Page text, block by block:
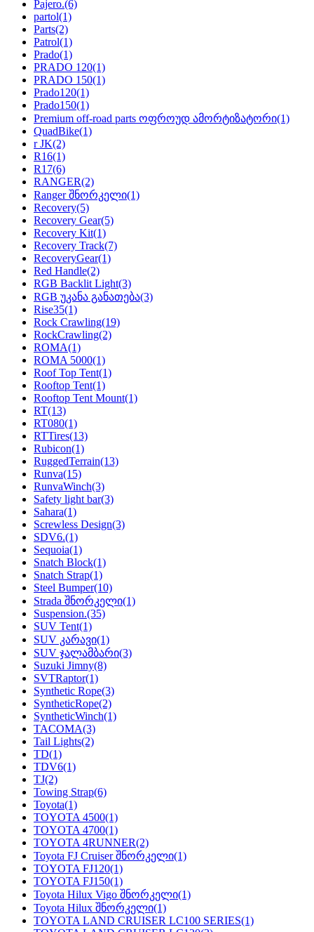
Pajero.(6)
partol(1)
Parts(2)
Patrol(1)
Prado(1)
PRADO 120(1)
PRADO 150(1)
Prado120(1)
Prado150(1)
Premium off-road parts ოფროუდ ამორტიზატორი(1)
QuadBike(1)
r JK(2)
R16(1)
R17(6)
RANGER(2)
Ranger შნორკელი(1)
Recovery(5)
Recovery Gear(5)
Recovery Kit(1)
Recovery Track(7)
RecoveryGear(1)
Red Handle(2)
RGB Backlit Light(3)
RGB უკანა განათება(3)
Rise35(1)
Rock Crawling(19)
RockCrawling(2)
ROMA(1)
ROMA 5000(1)
Roof Top Tent(1)
Rooftop Tent(1)
Rooftop Tent Mount(1)
RT(13)
RT080(1)
RTTires(13)
Rubicon(1)
RuggedTerrain(13)
Runva(15)
RunvaWinch(3)
Safety light bar(3)
Sahara(1)
Screwless Design(3)
SDV6.(1)
Sequoia(1)
Snatch Block(1)
Snatch Strap(1)
Steel Bumper(10)
Strada შნორკელი(1)
Suspension.(35)
SUV Tent(1)
SUV კარავი(1)
SUV ჯალამბარი(3)
Suzuki Jimny(8)
SVTRaptor(1)
Synthetic Rope(3)
SyntheticRope(2)
SyntheticWinch(1)
TACOMA(3)
Tail Lights(2)
TD(1)
TDV6(1)
TJ(2)
Towing Strap(6)
Toyota(1)
TOYOTA 4500(1)
TOYOTA 4700(1)
TOYOTA 4RUNNER(2)
Toyota FJ Cruiser შნორკელი(1)
TOYOTA FJ120(1)
TOYOTA FJ150(1)
Toyota Hilux Vigo შნორკელი(1)
Toyota Hilux შნორკელი(1)
TOYOTA LAND CRUISER LC100 SERIES(1)